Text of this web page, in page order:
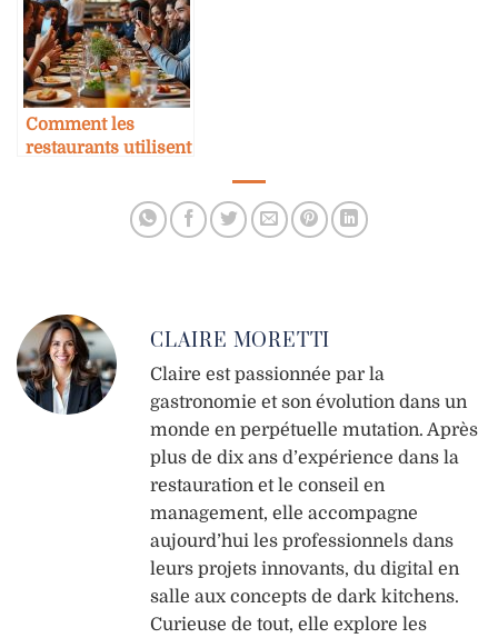
Comment les
restaurants utilisent
CLAIRE MORETTI
Claire est passionnée par la
gastronomie et son évolution dans un
monde en perpétuelle mutation. Après
plus de dix ans d’expérience dans la
restauration et le conseil en
management, elle accompagne
aujourd’hui les professionnels dans
leurs projets innovants, du digital en
salle aux concepts de dark kitchens.
Curieuse de tout, elle explore les